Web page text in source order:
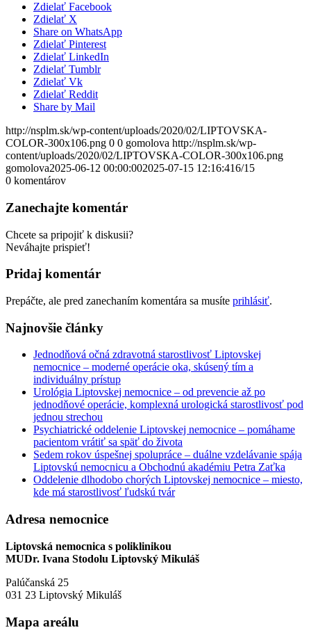
Zdielať Facebook
Zdielať X
Share on WhatsApp
Zdielať Pinterest
Zdielať LinkedIn
Zdielať Tumblr
Zdielať Vk
Zdielať Reddit
Share by Mail
http://nsplm.sk/wp-content/uploads/2020/02/LIPTOVSKA-
COLOR-300x106.png 0 0 gomolova http://nsplm.sk/wp-
content/uploads/2020/02/LIPTOVSKA-COLOR-300x106.png
gomolova2025-06-12 00:00:002025-07-15 12:16:416/15
0 komentárov
Zanechajte komentár
Chcete sa pripojiť k diskusii?
Neváhajte prispieť!
Pridaj komentár
Prepáčte, ale pred zanechaním komentára sa musíte prihlásiť.
Najnovšie články
Jednodňová očná zdravotná starostlivosť Liptovskej
nemocnice – moderné operácie oka, skúsený tím a
individuálny prístup
Urológia Liptovskej nemocnice – od prevencie až po
jednodňové operácie, komplexná urologická starostlivosť pod
jednou strechou
Psychiatrické oddelenie Liptovskej nemocnice – pomáhame
pacientom vrátiť sa späť do života
Sedem rokov úspešnej spolupráce – duálne vzdelávanie spája
Liptovskú nemocnicu a Obchodnú akadémiu Petra Zaťka
Oddelenie dlhodobo chorých Liptovskej nemocnice – miesto,
kde má starostlivosť ľudskú tvár
Adresa nemocnice
Liptovská nemocnica s poliklinikou
MUDr. Ivana Stodolu Liptovský Mikuláš
Palúčanská 25
031 23 Liptovský Mikuláš
Mapa areálu